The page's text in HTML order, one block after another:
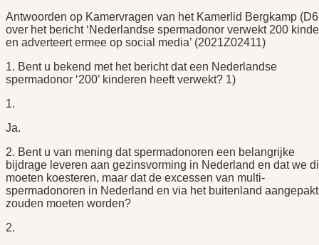
Antwoorden op Kamervragen van het Kamerlid Bergkamp
over het bericht ‘Nederlandse spermadonor verwekt 200
en adverteert ermee op social media’ (2021Z02411)
1. Bent u bekend met het bericht dat een Nederlandse
spermadonor ‘200’ kinderen heeft verwekt? 1)
1.
Ja.
2. Bent u van mening dat spermadonoren een belangrijke
bijdrage leveren aan gezinsvorming in Nederland en dat we
moeten koesteren, maar dat de excessen van multi-
spermadonoren in Nederland en via het buitenland aangepakt
zouden moeten worden?
2.